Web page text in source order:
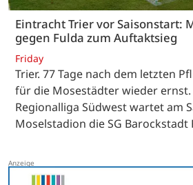
Eintracht Trier vor Saisonstart:
gegen Fulda zum Auftaktsieg
Friday
Trier. 77 Tage nach dem letzten
für die Mosestädter wieder
Regionalliga Südwest wartet am
Moselstadion die SG Barockstadt